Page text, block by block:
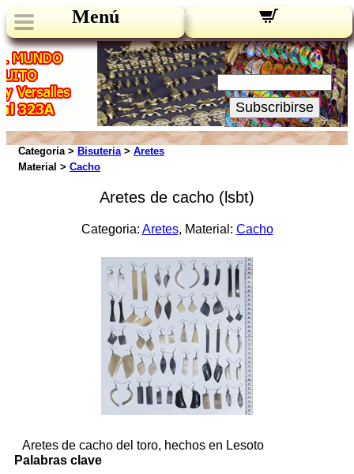
Menú
Novedades:
Su Email:
Subscribirse
Categoria > Bisuteria> Aretes
Material > Cacho
Aretes de cacho (lsbt)
Categoria: Aretes, Material: Cacho
Aretes de cacho del toro, hechos en Lesoto
Palabras clave